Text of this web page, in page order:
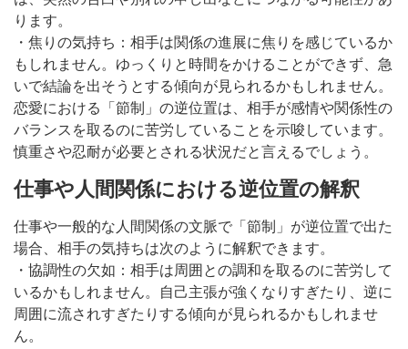
ります。
・焦りの気持ち：相手は関係の進展に焦りを感じているか
もしれません。ゆっくりと時間をかけることができず、急
いで結論を出そうとする傾向が見られるかもしれません。
恋愛における「節制」の逆位置は、相手が感情や関係性の
バランスを取るのに苦労していることを示唆しています。
慎重さや忍耐が必要とされる状況だと言えるでしょう。
仕事や人間関係における逆位置の解釈
仕事や一般的な人間関係の文脈で「節制」が逆位置で出た
場合、相手の気持ちは次のように解釈できます。
・協調性の欠如：相手は周囲との調和を取るのに苦労して
いるかもしれません。自己主張が強くなりすぎたり、逆に
周囲に流されすぎたりする傾向が見られるかもしれませ
ん。